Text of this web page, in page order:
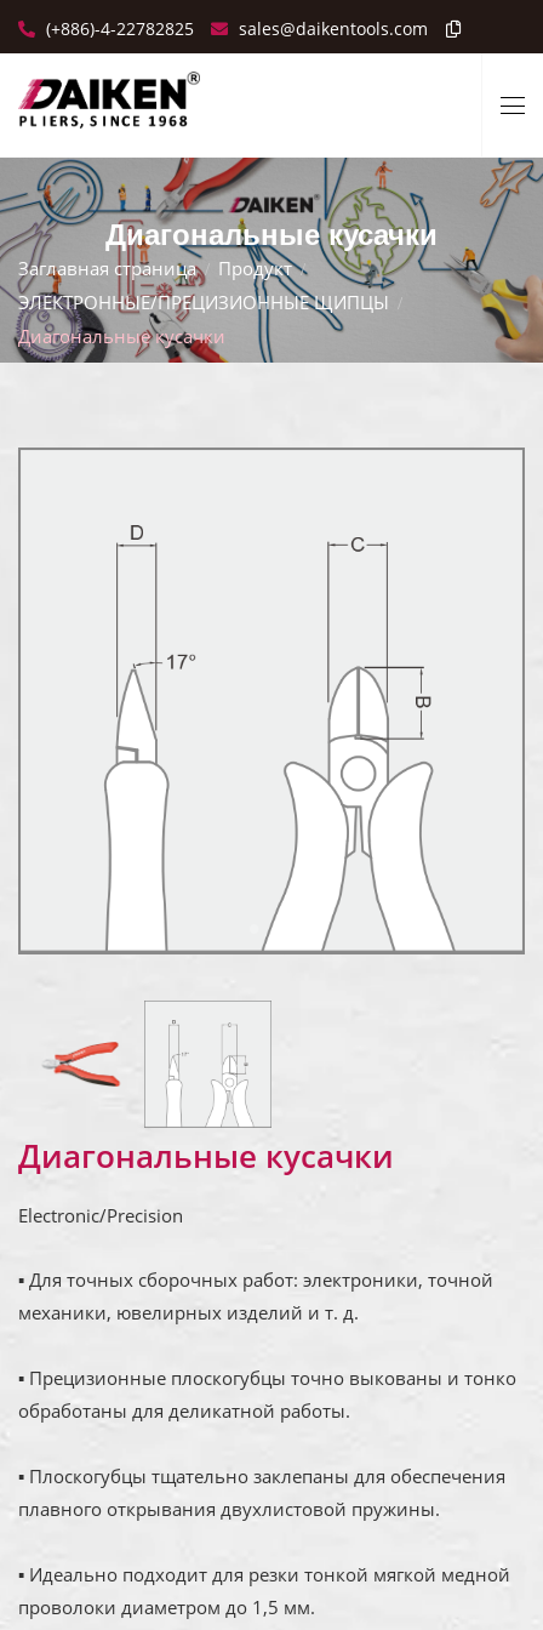
(+886)-4-22782825 sales@daikentools.com
Диагональные кусачки
Заглавная страница
Продукт
ЭЛЕКТРОННЫЕ/ПРЕЦИЗИОННЫЕ ЩИПЦЫ
Диагональные кусачки
Диагональные кусачки
Electronic/Precision
▪ Для точных сборочных работ: электроники, точной
механики, ювелирных изделий и т. д.
▪ Прецизионные плоскогубцы точно выкованы и тонко
обработаны для деликатной работы.
▪ Плоскогубцы тщательно заклепаны для обеспечения
плавного открывания двухлистовой пружины.
▪ Идеально подходит для резки тонкой мягкой медной
проволоки диаметром до 1,5 мм.